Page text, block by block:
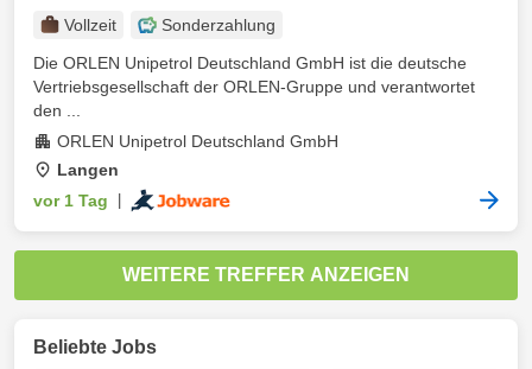
Vollzeit
Sonderzahlung
Die ORLEN Unipetrol Deutschland GmbH ist die deutsche
Vertriebsgesellschaft der ORLEN-Gruppe und verantwortet
den ...
ORLEN Unipetrol Deutschland GmbH
Langen
vor 1 Tag
WEITERE TREFFER ANZEIGEN
Beliebte Jobs